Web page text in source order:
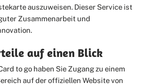
auszuweisen. Dieser Service ist
Zusammenarbeit und
auf einen Blick
to go haben Sie Zugang zu einem
auf der offiziellen Website von